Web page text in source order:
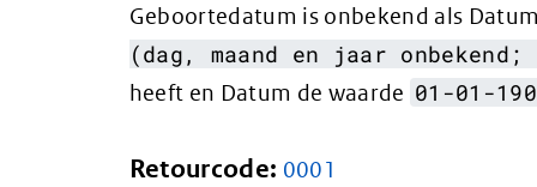
Geboortedatum is onbekend als
(dag, maand en jaar onbekend;
heeft en Datum de waarde 01-01-
Retourcode: 0001